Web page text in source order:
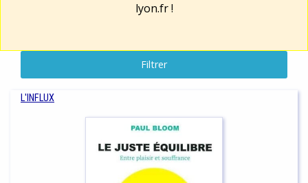
lyon.fr!
Filtrer
L'INFLUX